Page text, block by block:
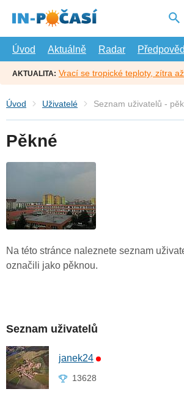
hlavní
Úvod
Aktuálně Radar
AKTUALITA: Vrací se tropické teploty, zítra
Úvod Uživatelé Seznam uživatelů -
Pěkné
Na této stránce naleznete seznam
označili jako pěknou.
Seznam uživatelů
janek24
13628